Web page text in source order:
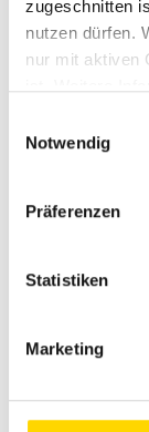
zugeschnitten
nutzen dürfen.
nur mit aktiven
Notwendig
Präferenzen
Statistiken
Marketing